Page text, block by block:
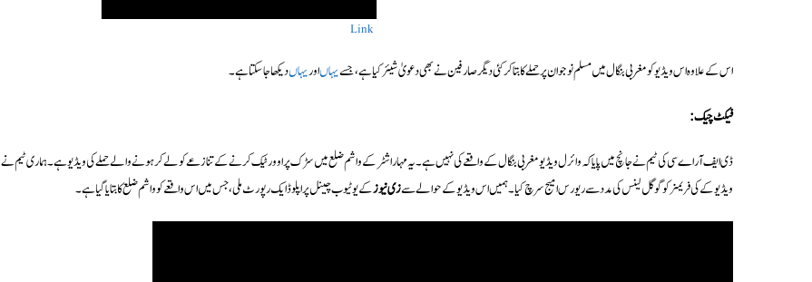
Link
اس کے علاوہ اس ویڈیو کو مغربی بنگال میں مسلم نوجوان پر حملے کا بتا کر کئی دیگر صارفین نے بھی دعویٰ شیئر کیا ہے، جسےیہاںاوریہاںدیکھا جا سکتا ہے۔
فیکٹ چیک:
ڈی ایف آر اے سی کی ٹیم نے جانچ میں پایا کہ وائرل ویڈیو مغربی بنگال کے واقعے کی نہیں ہے۔ یہ مہاراشٹر کے واشم ضلع میں سڑک پر اوورٹیک کرنے کے تنازعے کو لے کر ہونے والے حملے کی ویڈیو ہے۔ ہماری ٹیم نے
ویڈیو کے کی فریمز کو گوگل لینس کی مدد سے ریورس امیج سرچ کیا۔ ہمیں اس ویڈیو کے حوالے سےزی نیوزکے یوٹیوب چینل پر اپلوڈ ایک رپورٹ ملی، جس میں اس واقعے کو واشم ضلع کا بتایا گیا ہے۔